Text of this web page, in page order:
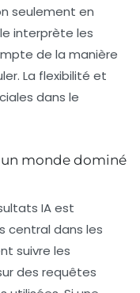
seulement en
interprète les
de la manière
La flexibilité et
dans le
un monde dominé
IA est
central dans les
suivre les
des requêtes